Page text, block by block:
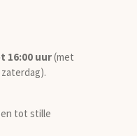
16:00 uur(met
tot stille